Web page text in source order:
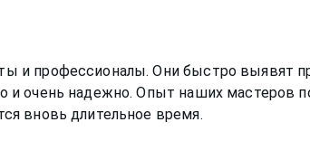
и профессионалы. Они быстро выявят
очень надежно. Опыт наших мастеров
вновь длительное время.